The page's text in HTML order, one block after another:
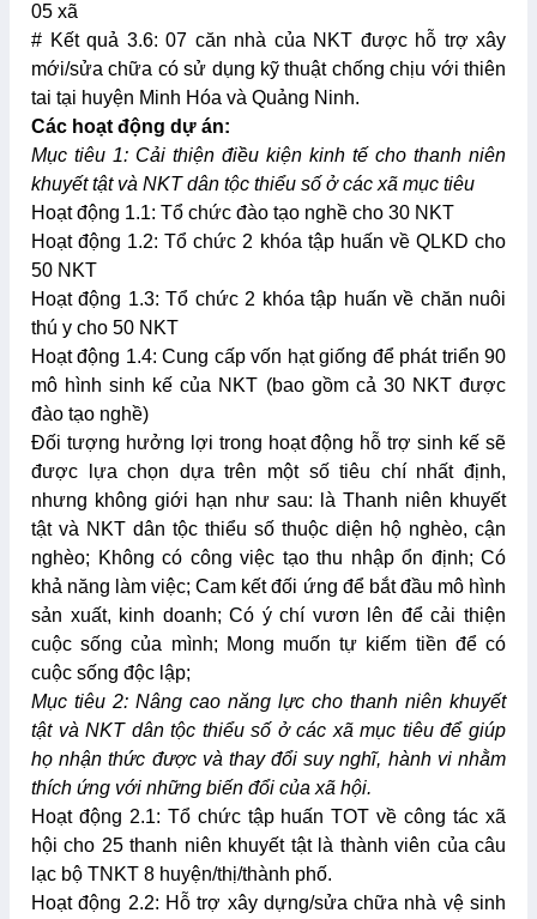
05 xã
# Kết quả 3.6: 07 căn nhà của NKT được hỗ trợ xây
mới/sửa chữa có sử dụng kỹ thuật chống chịu với thiên
tai tại huyện Minh Hóa và Quảng Ninh.
Các hoạt động dự án:
Mục tiêu 1: Cải thiện điều kiện kinh tế cho thanh niên
khuyết tật và NKT dân tộc thiểu số ở các xã mục tiêu
Hoạt động 1.1: Tổ chức đào tạo nghề cho 30 NKT
Hoạt động 1.2: Tổ chức 2 khóa tập huấn về QLKD cho
50 NKT
Hoạt động 1.3: Tổ chức 2 khóa tập huấn về chăn nuôi
thú y cho 50 NKT
Hoạt động 1.4: Cung cấp vốn hạt giống để phát triển 90
mô hình sinh kế của NKT (bao gồm cả 30 NKT được
đào tạo nghề)
Đối tượng hưởng lợi trong hoạt động hỗ trợ sinh kế sẽ
được lựa chọn dựa trên một số tiêu chí nhất định,
nhưng không giới hạn như sau: là Thanh niên khuyết
tật và NKT dân tộc thiểu số thuộc diện hộ nghèo, cận
nghèo; Không có công việc tạo thu nhập ổn định; Có
khả năng làm việc; Cam kết đối ứng để bắt đầu mô hình
sản xuất, kinh doanh; Có ý chí vươn lên để cải thiện
cuộc sống của mình; Mong muốn tự kiếm tiền để có
cuộc sống độc lập;
Mục tiêu 2: Nâng cao năng lực cho thanh niên khuyết
tật và NKT dân tộc thiểu số ở các xã mục tiêu để giúp
họ nhận thức được và thay đổi suy nghĩ, hành vi nhằm
thích ứng với những biến đổi của xã hội.
Hoạt động 2.1: Tổ chức tập huấn TOT về công tác xã
hội cho 25 thanh niên khuyết tật là thành viên của câu
lạc bộ TNKT 8 huyện/thị/thành phố.
Hoạt động 2.2: Hỗ trợ xây dựng/sửa chữa nhà vệ sinh